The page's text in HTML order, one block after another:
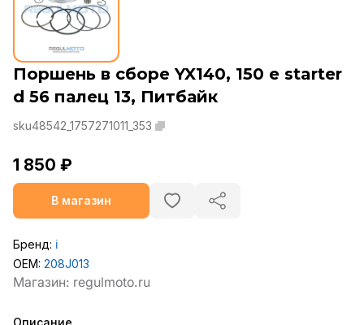
Поршень в сборе YX140, 150 e starter
d 56 палец 13, Питбайк
sku48542_1757271011_353
1 850 ₽
В магазин
Бренд: ℹ️
OEM: 208J013